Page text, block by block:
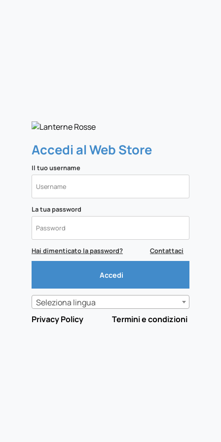
Accedi al Web Store
Il tuo username
La tua password
Hai dimenticato la password? Contattaci
Seleziona lingua
Privacy Policy
Termini e condizioni